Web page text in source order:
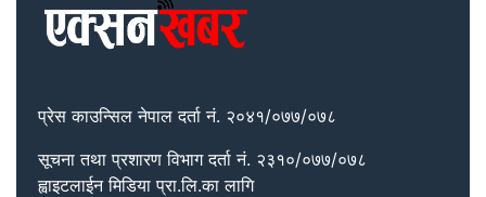
प्रेस काउन्सिल नेपाल दर्ता नं. २०४१/०७७/०७८
सूचना तथा प्रशारण विभाग दर्ता नं. २३१०/०७७/०७८
ह्वाइटलाईन मिडिया प्रा.लि.का लागि